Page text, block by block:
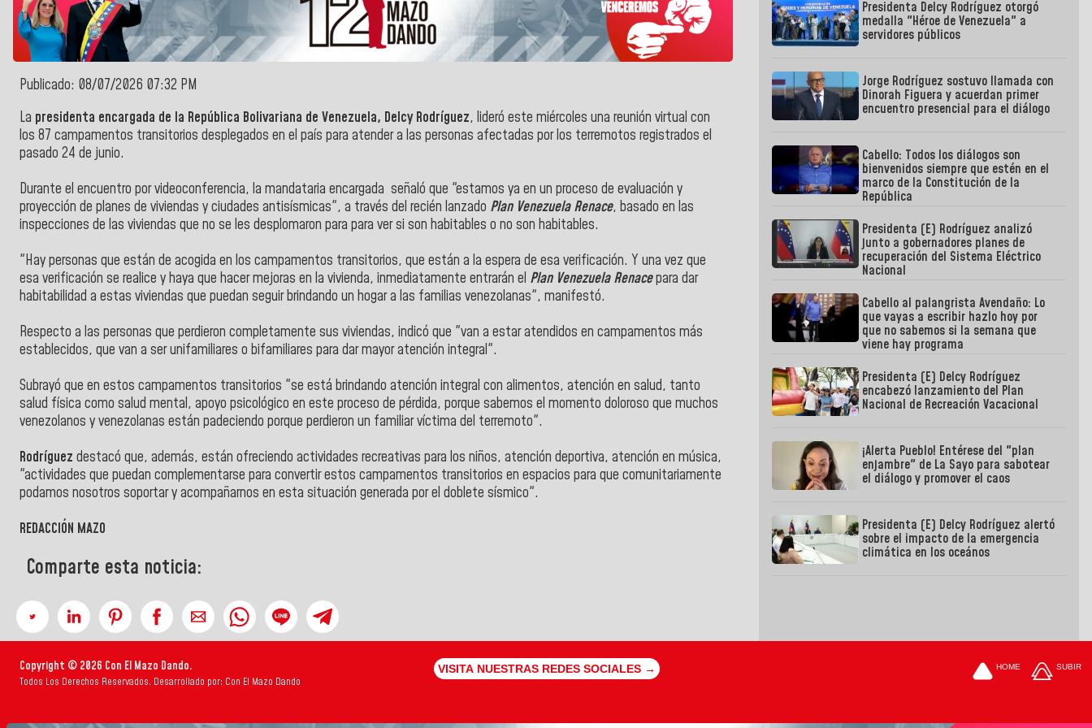
Publicado: 08/07/2026 07:32 PM
La presidenta encargada de la República Bolivariana de Venezuela, Delcy Rodríguez, lideró este miércoles una reunión virtual con
los 87 campamentos transitorios desplegados en el país para atender a las personas afectadas por los terremotos registrados el
pasado 24 de junio.
Durante el encuentro por videoconferencia, la mandataria encargada señaló que "estamos ya en un proceso de evaluación y
proyección de planes de viviendas y ciudades antisísmicas", a través del recién lanzado Plan Venezuela Renace, basado en las
inspecciones de las viviendas que no se les desplomaron para para ver si son habitables o no son habitables.
"Hay personas que están de acogida en los campamentos transitorios, que están a la espera de esa verificación. Y una vez que
esa verificación se realice y haya que hacer mejoras en la vivienda, inmediatamente entrarán el Plan Venezuela Renacepara dar
habitabilidad a estas viviendas que puedan seguir brindando un hogar a las familias venezolanas", manifestó.
Respecto a las personas que perdieron completamente sus viviendas, indicó que "van a estar atendidos en campamentos más
establecidos, que van a ser unifamiliares o bifamiliares para dar mayor atención integral".
Subrayó que en estos campamentos transitorios "se está brindando atención integral con alimentos, atención en salud, tanto
salud física como salud mental, apoyo psicológico en este proceso de pérdida, porque sabemos el momento doloroso que muchos
venezolanos y venezolanas están padeciendo porque perdieron un familiar víctima del terremoto".
Rodríguez destacó que, además, están ofreciendo actividades recreativas para los niños, atención deportiva, atención en música,
"actividades que puedan complementarse para convertir estos campamentos transitorios en espacios para que comunitariamente
podamos nosotros soportar y acompañarnos en esta situación generada por el doblete sísmico".
REDACCIÓN MAZO
Comparte esta noticia:
Presidenta Delcy Rodríguez otorgó
medalla "Héroe de Venezuela" a
servidores públicos
Jorge Rodríguez sostuvo llamada con
Dinorah Figuera y acuerdan primer
encuentro presencial para el diálogo
Cabello: Todos los diálogos son
bienvenidos siempre que estén en el
marco de la Constitución de la
República
Presidenta (E) Rodríguez analizó
junto a gobernadores planes de
recuperación del Sistema Eléctrico
Nacional
Cabello al palangrista Avendaño: Lo
que vayas a escribir hazlo hoy por
que no sabemos si la semana que
viene hay programa
Presidenta (E) Delcy Rodríguez
encabezó lanzamiento del Plan
Nacional de Recreación Vacacional
¡Alerta Pueblo! Entérese del "plan
enjambre" de La Sayo para sabotear
el diálogo y promover el caos
Presidenta (E) Delcy Rodríguez alertó
sobre el impacto de la emergencia
climática en los oceános
Copyright © 2026 Con El Mazo Dando.
Todos Los Derechos Reservados. Desarrollado por: Con El Mazo Dando
VISITA NUESTRAS REDES SOCIALES → HOME SUBIR